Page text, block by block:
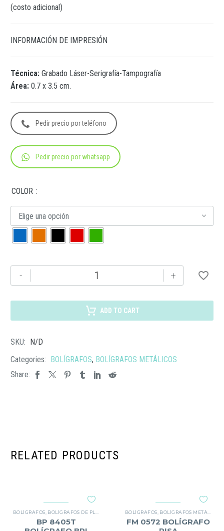
(costo adicional)
INFORMACIÓN DE IMPRESIÓN
Técnica: Grabado Láser-Serigrafía-Tampografía
Área: 0.7 x 3.5 cm.
Pedir precio por teléfono
Pedir precio por whatsapp
COLOR
Elige una opción
-
17020BC
cantidad
+
ADD TO CART
SKU: N/D
Categories: BOLÍGRAFOS, BOLÍGRAFOS METÁLICOS
Share:
RELATED PRODUCTS
BOLÍGRAFOS BOLÍGRAFOS DE PLÁSTICO
BP 8405T
BOLÍGRAFOS BOLÍGRAFOS METÁLICOS
FM 0572 BOLÍGRAFO